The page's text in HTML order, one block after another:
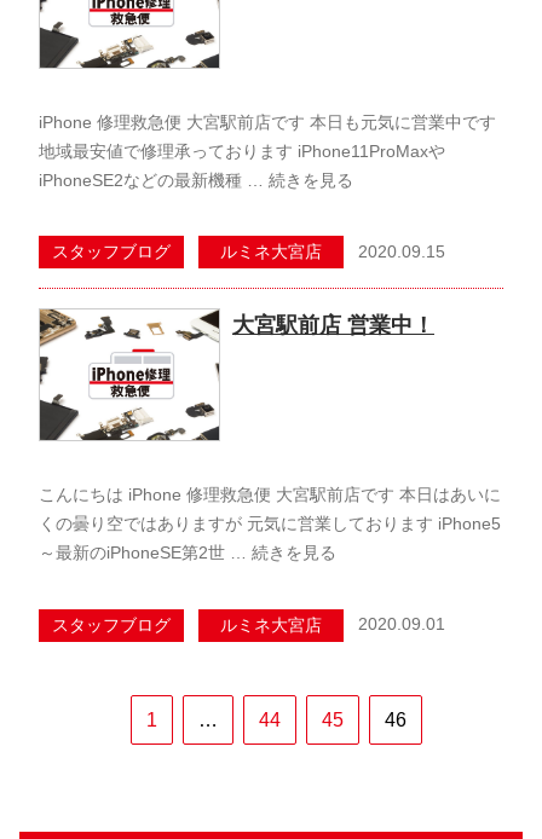
iPhone 修理救急便 大宮駅前店です 本日も元気に営業中です
地域最安値で修理承っております iPhone11ProMaxや
iPhoneSE2などの最新機種 … 続きを見る
スタッフブログ ルミネ大宮店 2020.09.15
大宮駅前店 営業中！
こんにちは iPhone 修理救急便 大宮駅前店です 本日はあいに
くの曇り空ではありますが 元気に営業しております iPhone5
～最新のiPhoneSE第2世 … 続きを見る
スタッフブログ ルミネ大宮店 2020.09.01
1 … 44 45 46